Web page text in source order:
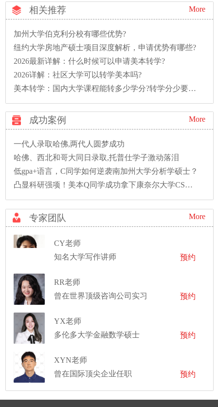
相关推荐 More
加州大学伯克利分校有哪些优势?
纽约大学房地产硕士项目深度解析，申请优势有哪些?
2026最新详解：什么时候可以申请美本转学?
2026详解：社区大学可以转学美本吗?
美本转学：国内大学课程能转多少学分?转学分少要多读一年怎么办?
成功案例 More
一代人录取哈佛,两代人圆梦成功
哈佛、西北和哥大同日录取,托普仕学子激动落泪
低gpa+语言，C同学如何逆袭南加州大学分析学硕士？
凸显科研强项！美本Q同学成功拿下康奈尔大学CS硕士录取！
专家团队 More
CY老师
知名大学写作讲师
预约
RR老师
曾在世界顶级咨询公司实习
预约
YX老师
多伦多大学金融数学硕士
预约
XYN老师
曾在国际顶尖企业任职
预约